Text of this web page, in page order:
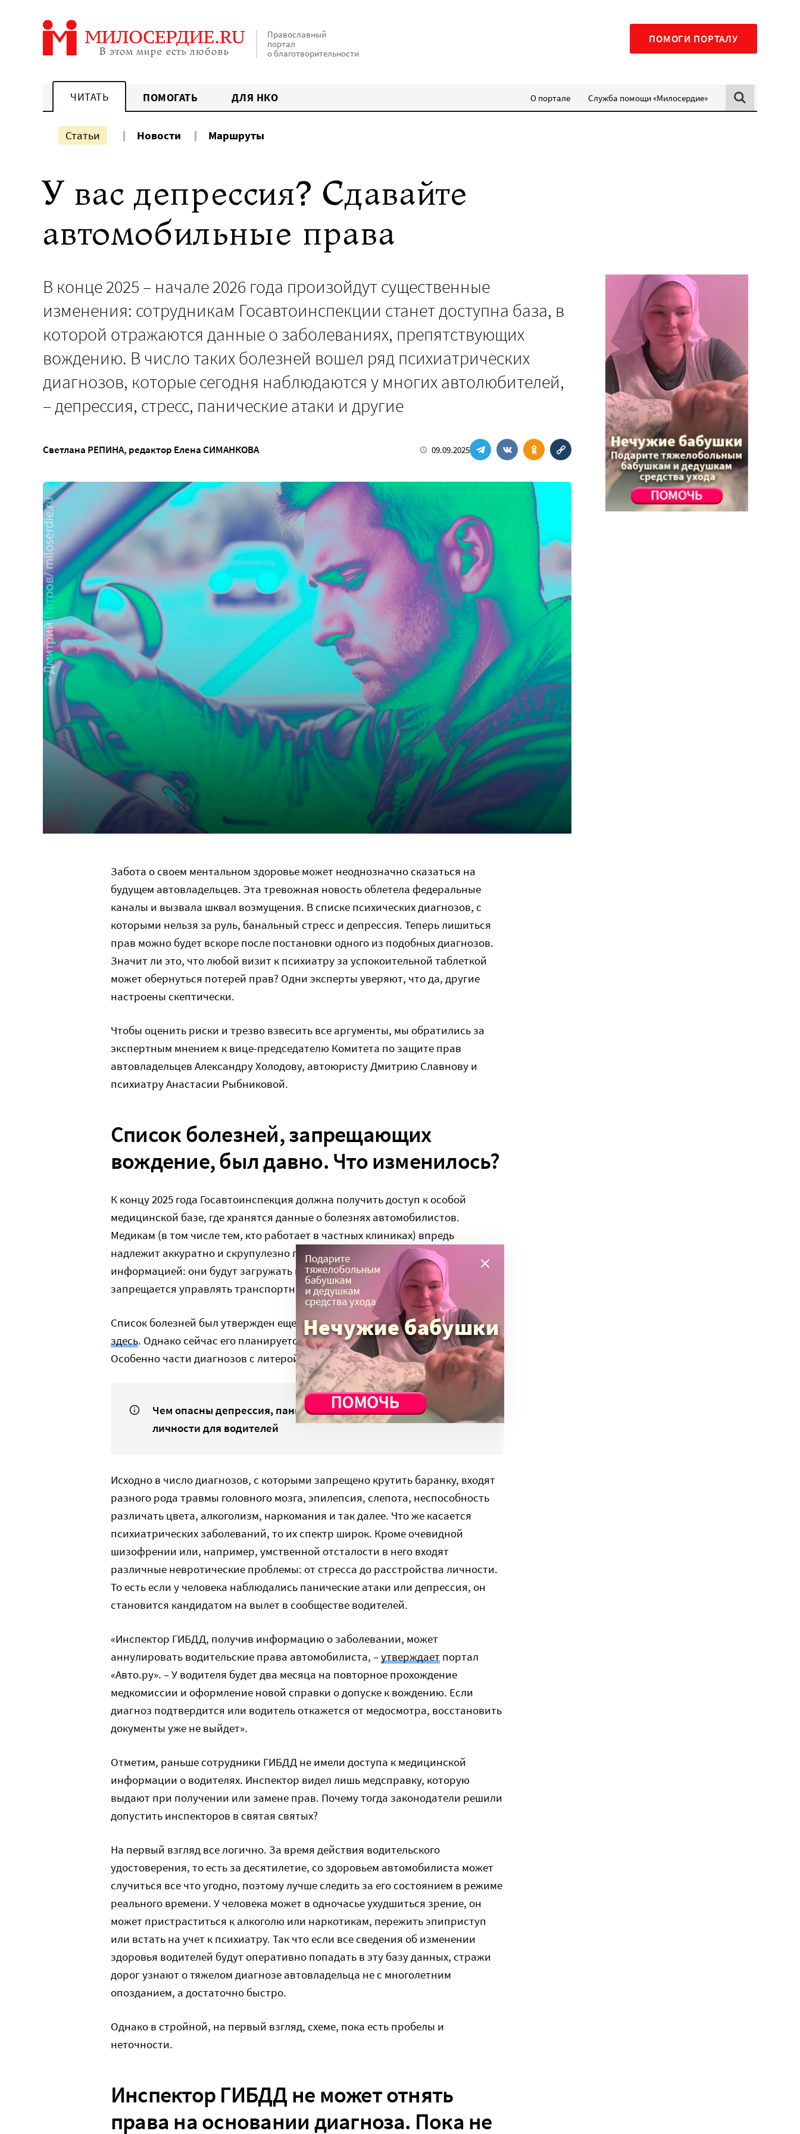
Православный
портал
о благотворительности
ПОМОГИ ПОРТАЛУ
ЧИТАТЬ ПОМОГАТЬ ДЛЯ НКО О портале Служба помощи «Милосердие»
Статьи Новости Маршруты
У вас депрессия? Сдавайте
автомобильные права
В конце 2025 – начале 2026 года произойдут существенные
изменения: сотрудникам Госавтоинспекции станет доступна база, в
которой отражаются данные о заболеваниях, препятствующих
вождению. В число таких болезней вошел ряд психиатрических
диагнозов, которые сегодня наблюдаются у многих автолюбителей,
– депрессия, стресс, панические атаки и другие
Светлана РЕПИНА, редактор Елена СИМАНКОВА 09.09.2025
Забота о своем ментальном здоровье может неоднозначно сказаться на
будущем автовладельцев. Эта тревожная новость облетела федеральные
каналы и вызвала шквал возмущения. В списке психических диагнозов, с
которыми нельзя за руль, банальный стресс и депрессия. Теперь лишиться
прав можно будет вскоре после постановки одного из подобных диагнозов.
Значит ли это, что любой визит к психиатру за успокоительной таблеткой
может обернуться потерей прав? Одни эксперты уверяют, что да, другие
настроены скептически.
Чтобы оценить риски и трезво взвесить все аргументы, мы обратились за
экспертным мнением к вице-председателю Комитета по защите прав
автовладельцев Александру Холодову, автоюристу Дмитрию Славнову и
психиатру Анастасии Рыбниковой.
Список болезней, запрещающих
вождение, был давно. Что изменилось?
К концу 2025 года Госавтоинспекция должна получить доступ к особой
медицинской базе, где хранятся данные о болезнях автомобилистов.
Медикам (в том числе тем, кто работает в частных клиниках) впредь
надлежит аккуратно и скрупулезно пополнять эту базу свежей
информацией: они будут загружать в нее те диагнозы, при которых
запрещается управлять транспортным средством.
Список болезней был утвержден еще в 2014 году, ознакомиться с ним можно
здесь. Однако сейчас его планируется расширить и детализировать.
Особенно части диагнозов с литерой F (психиатрия).
Чем опасны депрессия, панические атаки и расстройства
личности для водителей
Исходно в число диагнозов, с которыми запрещено крутить баранку, входят
разного рода травмы головного мозга, эпилепсия, слепота, неспособность
различать цвета, алкоголизм, наркомания и так далее. Что же касается
психиатрических заболеваний, то их спектр широк. Кроме очевидной
шизофрении или, например, умственной отсталости в него входят
различные невротические проблемы: от стресса до расстройства личности.
То есть если у человека наблюдались панические атаки или депрессия, он
становится кандидатом на вылет в сообществе водителей.
«Инспектор ГИБДД, получив информацию о заболевании, может
аннулировать водительские права автомобилиста, –утверждает портал
«Авто.ру». – У водителя будет два месяца на повторное прохождение
медкомиссии и оформление новой справки о допуске к вождению. Если
диагноз подтвердится или водитель откажется от медосмотра, восстановить
документы уже не выйдет».
Отметим, раньше сотрудники ГИБДД не имели доступа к медицинской
информации о водителях. Инспектор видел лишь медсправку, которую
выдают при получении или замене прав. Почему тогда законодатели решили
допустить инспекторов в святая святых?
На первый взгляд все логично. За время действия водительского
удостоверения, то есть за десятилетие, со здоровьем автомобилиста может
случиться все что угодно, поэтому лучше следить за его состоянием в режиме
реального времени. У человека может в одночасье ухудшиться зрение, он
может пристраститься к алкоголю или наркотикам, пережить эпиприступ
или встать на учет к психиатру. Так что если все сведения об изменении
здоровья водителей будут оперативно попадать в эту базу данных, стражи
дорог узнают о тяжелом диагнозе автовладельца не с многолетним
опозданием, а достаточно быстро.
Однако в стройной, на первый взгляд, схеме, пока есть пробелы и
неточности.
Инспектор ГИБДД не может отнять
права на основании диагноза. Пока не